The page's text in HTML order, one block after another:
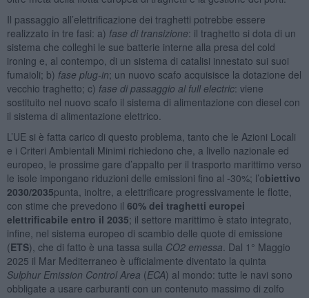
Il passaggio all’elettrificazione dei traghetti potrebbe essere
realizzato in tre fasi: a) fase di transizione: il traghetto si dota di un
sistema che colleghi le sue batterie interne alla presa del cold
ironing e, al contempo, di un sistema di catalisi innestato sui suoi
fumaioli; b) fase plug-in; un nuovo scafo acquisisce la dotazione del
vecchio traghetto; c) fase di passaggio al full electric: viene
sostituito nel nuovo scafo il sistema di alimentazione con diesel con
il sistema di alimentazione elettrico.
L’UE si è fatta carico di questo problema, tanto che le Azioni Locali
e i Criteri Ambientali Minimi richiedono che, a livello nazionale ed
europeo, le prossime gare d’appalto per il trasporto marittimo verso
le isole impongano riduzioni delle emissioni fino al -30%; l’obiettivo
2030/2035punta, inoltre, a elettrificare progressivamente le flotte,
con stime che prevedono il 60% dei traghetti europei
elettrificabile entro il 2035; il settore marittimo è stato integrato,
infine, nel sistema europeo di scambio delle quote di emissione
(ETS), che di fatto è una tassa sulla CO2 emessa . Dal 1° Maggio
2025 il Mar Mediterraneo è ufficialmente diventato la quinta
Sulphur Emission Control Area (ECA) al mondo: tutte le navi sono
obbligate a usare carburanti con un contenuto massimo di zolfo